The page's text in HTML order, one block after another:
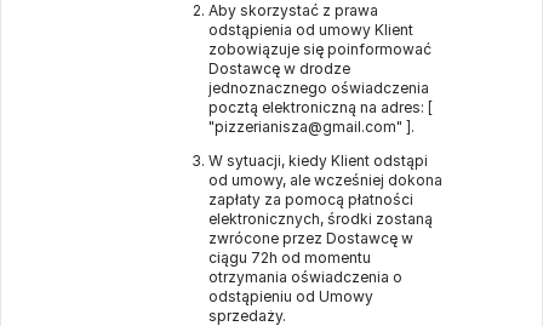
Aby skorzystać z prawa
odstąpienia od umowy Klient
zobowiązuje się poinformować
Dostawcę w drodze
jednoznacznego oświadczenia
pocztą elektroniczną na adres: [
"pizzerianisza@gmail.com" ].
W sytuacji, kiedy Klient odstąpi
od umowy, ale wcześniej dokona
zapłaty za pomocą płatności
elektronicznych, środki zostaną
zwrócone przez Dostawcę w
ciągu 72h od momentu
otrzymania oświadczenia o
odstąpieniu od Umowy
sprzedaży.